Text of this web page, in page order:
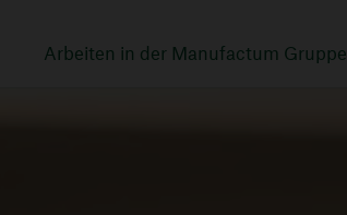
Arbeiten in der Manufactum Gruppe